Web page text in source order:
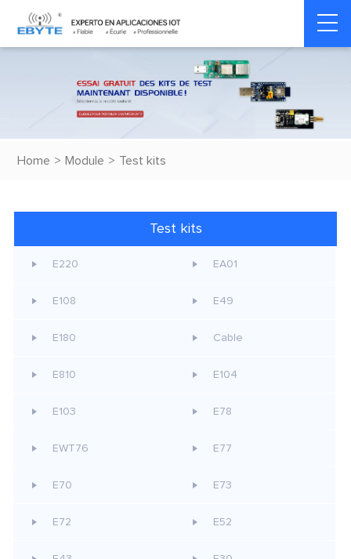
Home > Module > Test kits
Test kits
E220 EA01
E108 E49
E180 Cable
E810 E104
E103 E78
EWT76 E77
E70 E73
E72 E52